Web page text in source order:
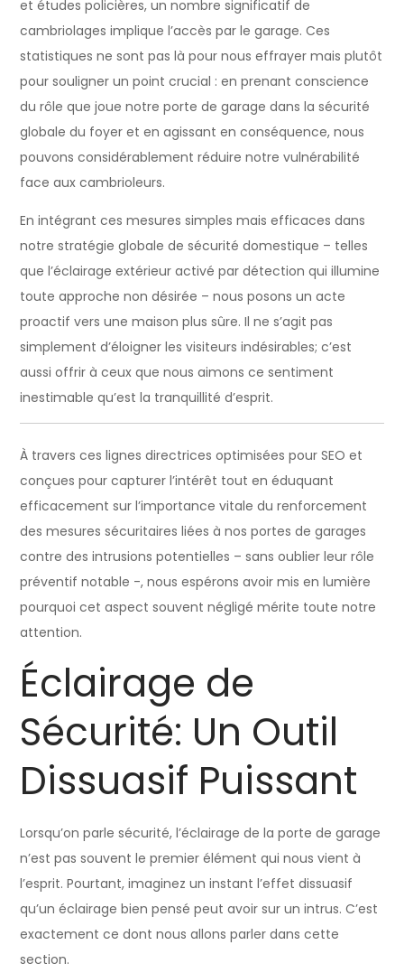
et études policières, un nombre significatif de
cambriolages implique l’accès par le garage. Ces
statistiques ne sont pas là pour nous effrayer mais plutôt
pour souligner un point crucial : en prenant conscience
du rôle que joue notre porte de garage dans la sécurité
globale du foyer et en agissant en conséquence, nous
pouvons considérablement réduire notre vulnérabilité
face aux cambrioleurs.
En intégrant ces mesures simples mais efficaces dans
notre stratégie globale de sécurité domestique – telles
que l’éclairage extérieur activé par détection qui illumine
toute approche non désirée – nous posons un acte
proactif vers une maison plus sûre. Il ne s’agit pas
simplement d’éloigner les visiteurs indésirables; c’est
aussi offrir à ceux que nous aimons ce sentiment
inestimable qu’est la tranquillité d’esprit.
À travers ces lignes directrices optimisées pour SEO et
conçues pour capturer l’intérêt tout en éduquant
efficacement sur l’importance vitale du renforcement
des mesures sécuritaires liées à nos portes de garages
contre des intrusions potentielles – sans oublier leur rôle
préventif notable -, nous espérons avoir mis en lumière
pourquoi cet aspect souvent négligé mérite toute notre
attention.
Éclairage de
Sécurité: Un Outil
Dissuasif Puissant
Lorsqu’on parle sécurité, l’éclairage de la porte de garage
n’est pas souvent le premier élément qui nous vient à
l’esprit. Pourtant, imaginez un instant l’effet dissuasif
qu’un éclairage bien pensé peut avoir sur un intrus. C’est
exactement ce dont nous allons parler dans cette
section.